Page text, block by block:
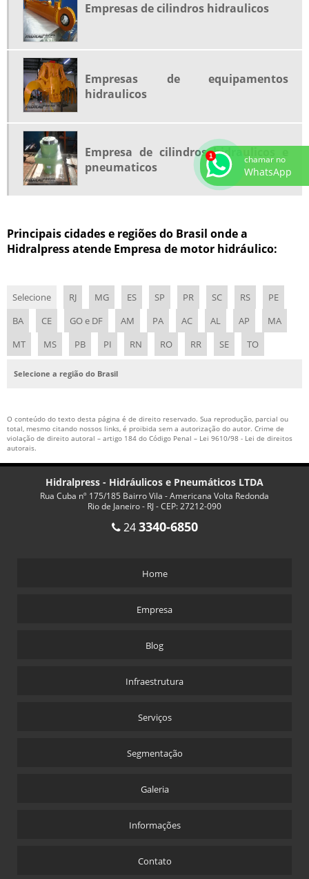
REPARO DE PISTÃO HIDRAULICO
REPARO EM BOMBAS INOXIHP
REPARO MOTOR HIDRAULICO
Empresas de cilindros hidraulicos
Empresas de equipamentos
hidraulicos
Empresa de cilindros hidraulicos e
pneumaticos
Principais cidades e regiões do Brasil onde a
Hidralpress atende Empresa de motor hidráulico:
Selecione RJ MG ES SP PR SC RS
PE
BA
CE GO e DF AM PA AC AL AP
MA
MT
MS PB PI RN RO RR SE TO
Selecione a região do Brasil
O conteúdo do texto desta página é de direito reservado. Sua reprodução, parcial ou
total, mesmo citando nossos links, é proibida sem a autorização do autor. Crime de
violação de direito autoral – artigo 184 do Código Penal – Lei 9610/98 - Lei de direitos
autorais.
Hidralpress - Hidráulicos e Pneumáticos LTDA
Rua Cuba nº 175/185 Bairro Vila - Americana Volta Redonda
Rio de Janeiro - RJ - CEP: 27212-090
243340-6850
Home
Empresa
Blog
Infraestrutura
Serviços
Segmentação
Galeria
Informações
Contato
chamar no
WhatsApp